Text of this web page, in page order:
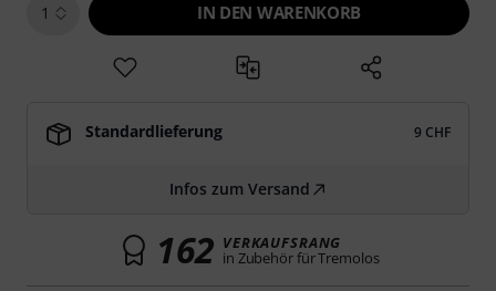
1 IN DEN WARENKORB
Standardlieferung 9 CHF
Infos zum Versand
162 VERKAUFSRANG
in Zubehör für Tremolos